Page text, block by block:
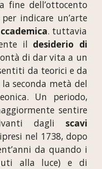
fine dell’ottocento
indicare un’arte
. tuttavia
il desiderio di
di dar vita a un
da teorici e da
seconda metà del
Un periodo,
sentire
dagli scavi
nel 1738, dopo
da quando i
alla luce) e di